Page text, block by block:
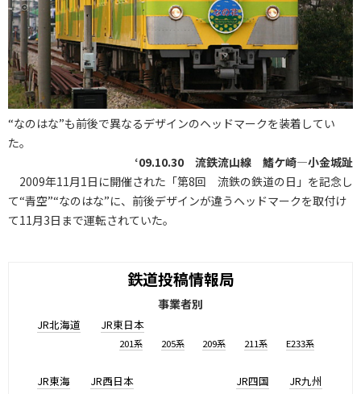
“なのはな”も前後で異なるデザインのヘッドマークを装着してい
た。
‘09.10.30 流鉄流山線 鰭ケ崎―小金城趾
2009年11月1日に開催された「第8回 流鉄の鉄道の日」を記念し
て“青空”“なのはな”に、前後デザインが違うヘッドマークを取付け
て11月3日まで運転されていた。
鉄道投稿情報局
事業者別
JR北海道 JR東日本
201系 205系 209系 211系 E233系
JR東海 JR西日本 JR四国 JR九州